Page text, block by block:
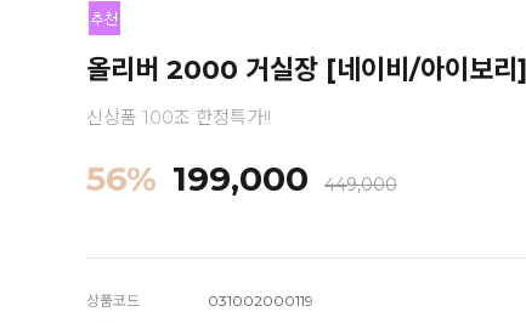
올리버 2000 거실장 [네이비/아이보리]
신상품 100조 한정특가!!
56% 199,000 449,000
상품코드
031002000119